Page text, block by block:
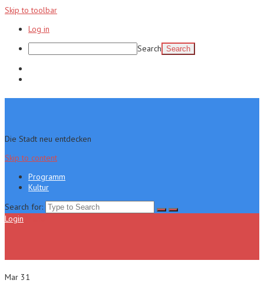
Skip to toolbar
Log in
Search
Die Stadt neu entdecken
Skip to content
Programm
Kultur
Search for:
Login
Mar 31